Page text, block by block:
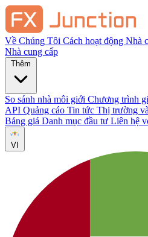
Về Chúng Tôi Cách hoạt động Nhà
Nhà cung cấp
So sánh nhà môi giới Chương trình
API Quảng cáo Tin tức Thị trường
Bảng giá Danh mục đầu tư Liên hệ
VI